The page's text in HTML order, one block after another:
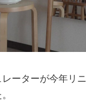
ーターが今年リ